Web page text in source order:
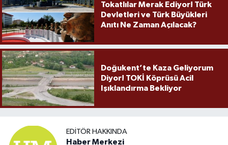
Tokatlılar Merak Ediyor! Türk
Devletleri ve Türk Büyükleri
Anıtı Ne Zaman Açılacak?
Doğukent’te Kaza Geliyorum
Diyor! TOKİ Köprüsü Acil
Işıklandırma Bekliyor
EDITÖR HAKKINDA
Haber Merkezi